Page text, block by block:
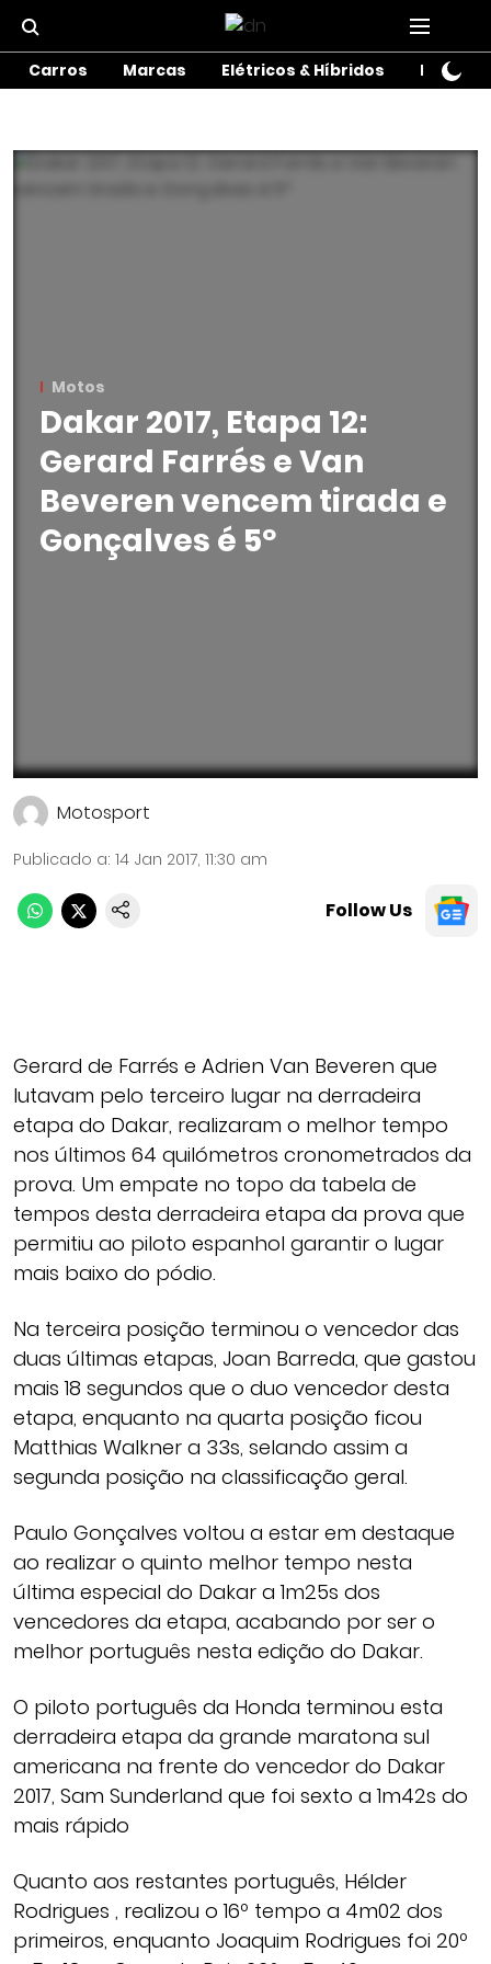
Carros Marcas Elétricos & Híbridos Motos
Motos
Dakar 2017, Etapa 12:
Gerard Farrés e Van
Beveren vencem tirada e
Gonçalves é 5º
Motosport
Publicado a: 14 Jan 2017, 11:30 am
Follow Us
Gerard de Farrés e Adrien Van Beveren que
lutavam pelo terceiro lugar na derradeira
etapa do Dakar, realizaram o melhor tempo
nos últimos 64 quilómetros cronometrados da
prova. Um empate no topo da tabela de
tempos desta derradeira etapa da prova que
permitiu ao piloto espanhol garantir o lugar
mais baixo do pódio.
Na terceira posição terminou o vencedor das
duas últimas etapas, Joan Barreda, que gastou
mais 18 segundos que o duo vencedor desta
etapa, enquanto na quarta posição ficou
Matthias Walkner a 33s, selando assim a
segunda posição na classificação geral.
Paulo Gonçalves voltou a estar em destaque
ao realizar o quinto melhor tempo nesta
última especial do Dakar a 1m25s dos
vencedores da etapa, acabando por ser o
melhor português nesta edição do Dakar.
O piloto português da Honda terminou esta
derradeira etapa da grande maratona sul
americana na frente do vencedor do Dakar
2017, Sam Sunderland que foi sexto a 1m42s do
mais rápido
Quanto aos restantes português, Hélder
Rodrigues , realizou o 16º tempo a 4m02 dos
primeiros, enquanto Joaquim Rodrigues foi 20º